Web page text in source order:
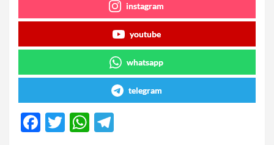
instagram
youtube
whatsapp
telegram
F
T
W